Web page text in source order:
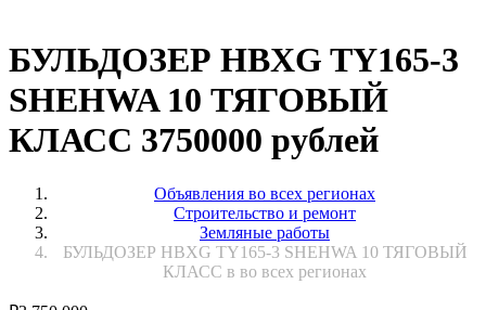
БУЛЬДОЗЕР HBXG TY165-3
SHEHWA 10 ТЯГОВЫЙ
КЛАСС 3750000 рублей
Объявления во всех регионах
Строительство и ремонт
Земляные работы
БУЛЬДОЗЕР HBXG TY165-3 SHEHWA 10 ТЯГОВЫЙ
КЛАСС в во всех регионах